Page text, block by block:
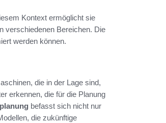
Kontext ermöglicht sie
verschiedenen Bereichen. Die
werden können.
die in der Lage sind,
erkennen, die für die Planung
befasst sich nicht nur
die zukünftige